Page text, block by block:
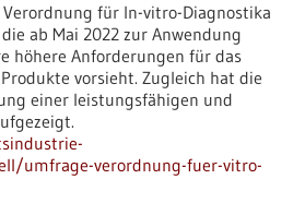
für In-vitro-Diagnostika
ab Mai 2022 zur Anwendung
höhere Anforderungen für das
vorsieht. Zugleich hat die
einer leistungsfähigen und
umfrage-verordnung-fuer-vitro-